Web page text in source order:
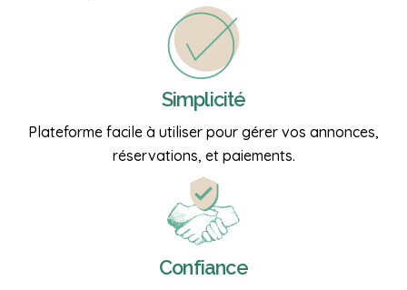
Simplicité
Plateforme facile à utiliser pour gérer vos annonces,
réservations, et paiements.
Confiance